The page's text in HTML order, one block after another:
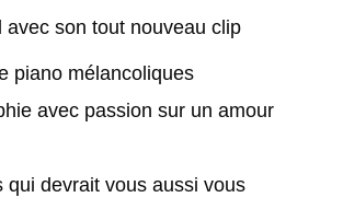
son tout nouveau clip
piano mélancoliques
avec passion sur un amour
devrait vous aussi vous